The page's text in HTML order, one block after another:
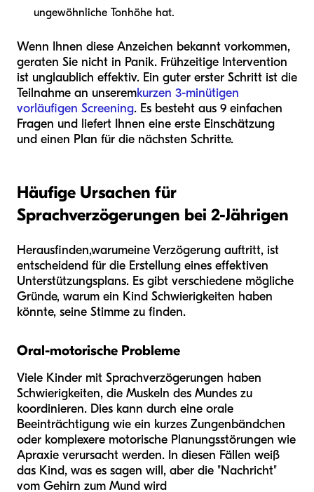
ungewöhnliche Tonhöhe hat.
Wenn Ihnen diese Anzeichen bekannt vorkommen,
geraten Sie nicht in Panik. Frühzeitige Intervention
ist unglaublich effektiv. Ein guter erster Schritt ist die
Teilnahme an unseremkurzen 3-minütigen
vorläufigen Screening. Es besteht aus 9 einfachen
Fragen und liefert Ihnen eine erste Einschätzung
und einen Plan für die nächsten Schritte.
Häufige Ursachen für
Sprachverzögerungen bei 2-Jährigen
Herausfinden,warumeine Verzögerung auftritt, ist
entscheidend für die Erstellung eines effektiven
Unterstützungsplans. Es gibt verschiedene mögliche
Gründe, warum ein Kind Schwierigkeiten haben
könnte, seine Stimme zu finden.
Oral-motorische Probleme
Viele Kinder mit Sprachverzögerungen haben
Schwierigkeiten, die Muskeln des Mundes zu
koordinieren. Dies kann durch eine orale
Beeinträchtigung wie ein kurzes Zungenbändchen
oder komplexere motorische Planungsstörungen wie
Apraxie verursacht werden. In diesen Fällen weiß
das Kind, was es sagen will, aber die "Nachricht"
vom Gehirn zum Mund wird